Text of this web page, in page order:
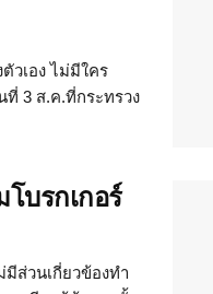
วเอง ไม่มีใคร
3 ส.ค.ที่กระทรวง
บรกเกอร์
ส่วนเกี่ยวข้องทำ